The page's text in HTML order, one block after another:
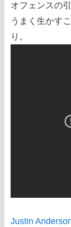
オフェンスの
うまく生かす
り。
Justin